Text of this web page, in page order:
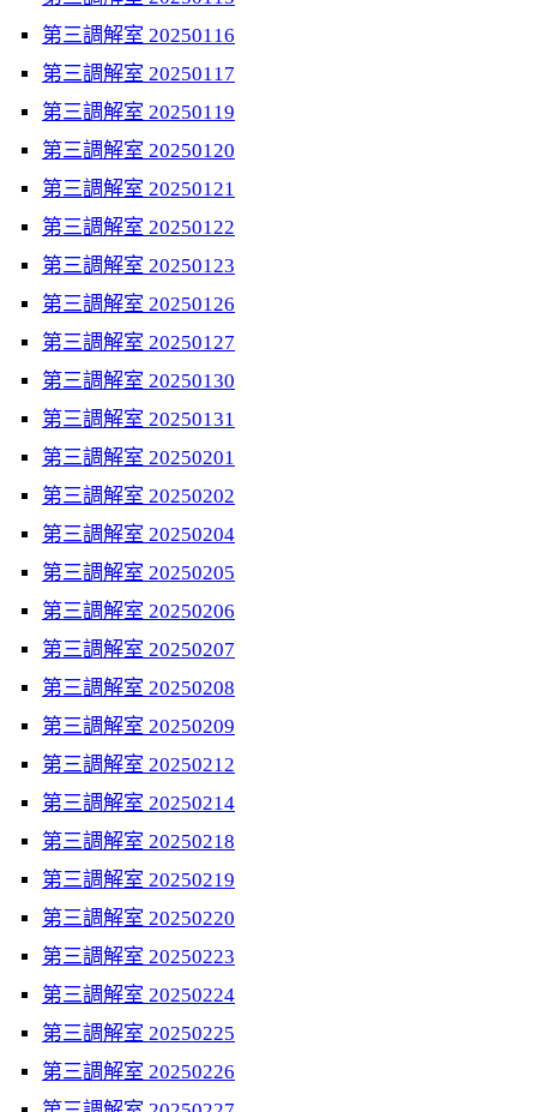
第三調解室 20250116
第三調解室 20250117
第三調解室 20250119
第三調解室 20250120
第三調解室 20250121
第三調解室 20250122
第三調解室 20250123
第三調解室 20250126
第三調解室 20250127
第三調解室 20250130
第三調解室 20250131
第三調解室 20250201
第三調解室 20250202
第三調解室 20250204
第三調解室 20250205
第三調解室 20250206
第三調解室 20250207
第三調解室 20250208
第三調解室 20250209
第三調解室 20250212
第三調解室 20250214
第三調解室 20250218
第三調解室 20250219
第三調解室 20250220
第三調解室 20250223
第三調解室 20250224
第三調解室 20250225
第三調解室 20250226